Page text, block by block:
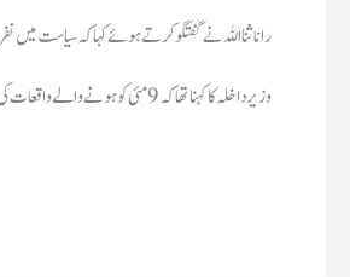
رانا ثنا اللہ نے گفتگو کرتے ہوئے کہا کہ سیاست
وزیر داخلہ کا کہنا تھا کہ 9 مئی کو ہونے والے واقعات کی تیاری پہلے سے کی گئی تھی، ساری منصوبہ بند ی زمان پارک میں کی گئی۔